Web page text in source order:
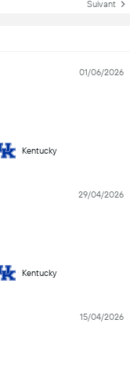
Suivant
01/06/2026
Kentucky
29/04/2026
Kentucky
15/04/2026